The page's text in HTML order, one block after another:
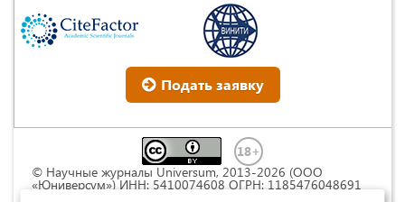
Подать заявку
© Научные журналы Universum, 2013-2026 (ООО
«Юниверсум») ИНН: 5410074608 ОГРН: 1185476048691